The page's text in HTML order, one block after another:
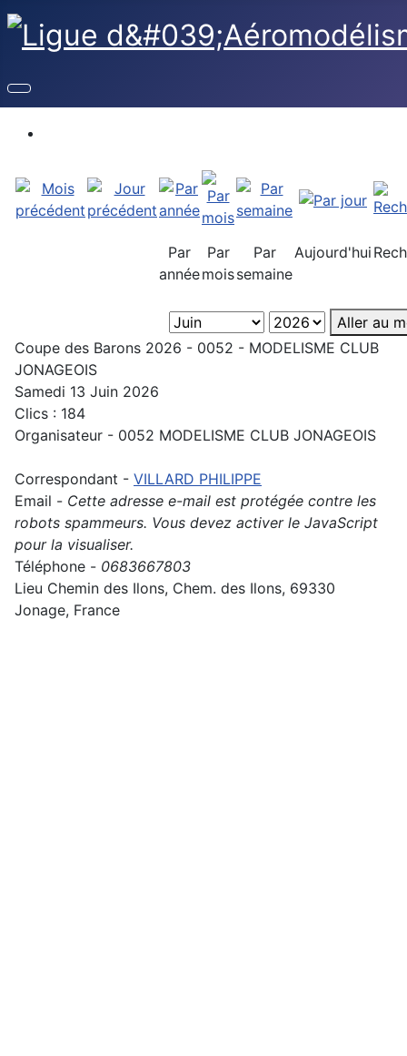
Par
année
Par
mois
Par
semaine
Aujourd'hui
Aller au
Coupe des Barons 2026 - 0052 - MODELISME CLUB
JONAGEOIS
Samedi 13 Juin 2026
Clics : 184
Organisateur - 0052 MODELISME CLUB JONAGEOIS
Correspondant - VILLARD PHILIPPE
Email - Cette adresse e-mail est protégée contre les
robots spammeurs. Vous devez activer le JavaScript
pour la visualiser.
Téléphone - 0683667803
Lieu Chemin des Ilons, Chem. des Ilons, 69330
Jonage, France